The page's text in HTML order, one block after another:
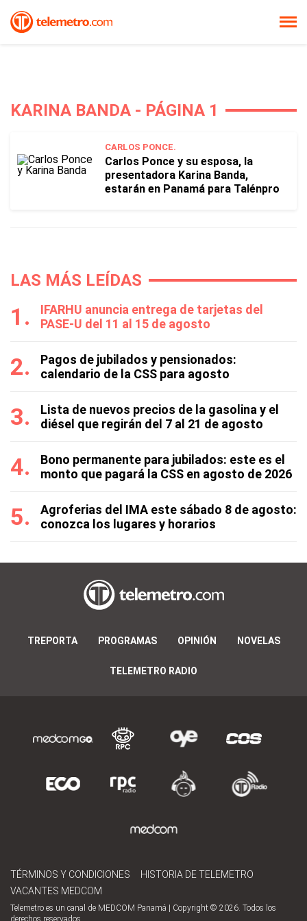
KARINA BANDA - PÁGINA 1
CARLOS PONCE.
Carlos Ponce y su esposa, la
presentadora Karina Banda,
estarán en Panamá para Talénpro
LAS MÁS LEÍDAS
IFARHU anuncia entrega de tarjetas del
PASE-U del 11 al 15 de agosto
Pagos de jubilados y pensionados:
calendario de la CSS para agosto
Lista de nuevos precios de la gasolina y el
diésel que regirán del 7 al 21 de agosto
Bono permanente para jubilados: este es el
monto que pagará la CSS en agosto de 2026
Agroferias del IMA este sábado 8 de agosto:
conozca los lugares y horarios
TREPORTA PROGRAMAS OPINIÓN NOVELAS
TELEMETRO RADIO
TÉRMINOS Y CONDICIONES
HISTORIA DE TELEMETRO
VACANTES MEDCOM
Telemetro es un canal de MEDCOM Panamá | Copyright © 2026. Todos los
derechos reservados.